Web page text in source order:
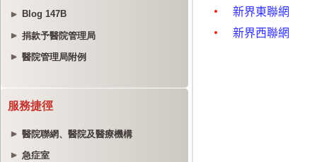
Blog 147B
捐款予醫院管理局
醫院管理局附例
服務捷徑
醫院聯網、醫院及醫療機構
急症室